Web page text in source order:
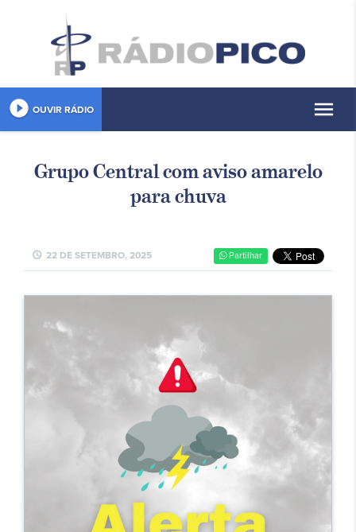
play_circle_filled OUVIR RÁDIO menu
Grupo Central com aviso amarelo
para chuva
schedule 22 DE SETEMBRO, 2025 Partilhar